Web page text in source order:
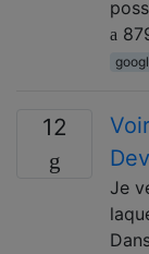
12
Je